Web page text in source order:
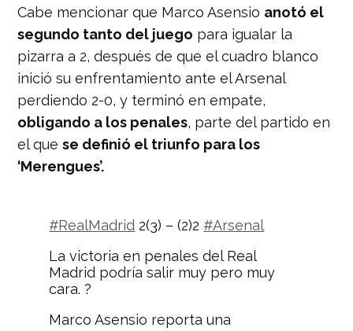
Cabe mencionar que Marco Asensio anotó el
segundo tanto del juego para igualar la
pizarra a 2, después de que el cuadro blanco
inició su enfrentamiento ante el Arsenal
perdiendo 2-0, y terminó en empate,
obligando a los penales, parte del partido en
el quese definió el triunfo para los
‘Merengues’.
#RealMadrid 2(3) – (2)2 #Arsenal
La victoria en penales del Real
Madrid podría salir muy pero muy
cara. ?
Marco Asensio reporta una